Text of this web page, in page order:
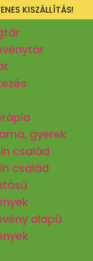
KISZÁLLÍTÁS!
gyerek
család
család
alapú